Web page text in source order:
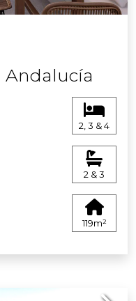
Andalucía
2, 3 & 4
2 & 3
119m²
Next